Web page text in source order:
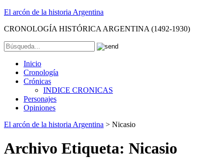
El arcón de la historia Argentina
CRONOLOGÍA HISTÓRICA ARGENTINA (1492-1930)
Inicio
Cronología
Crónicas
INDICE CRONICAS
Personajes
Opiniones
El arcón de la historia Argentina > Nicasio
Archivo Etiqueta: Nicasio